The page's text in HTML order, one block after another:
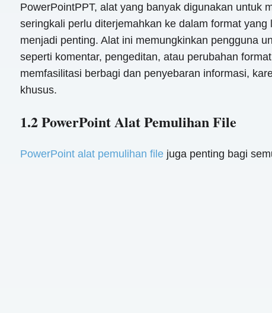
PowerPointPPT, alat yang banyak digunakan untuk
seringkali perlu diterjemahkan ke dalam format
menjadi penting. Alat ini memungkinkan pengguna
seperti komentar, pengeditan, atau perubahan
memfasilitasi berbagi dan penyebaran informasi,
khusus.
1.2 PowerPoint Alat Pemulihan File
PowerPoint alat pemulihan filejuga penting bagi